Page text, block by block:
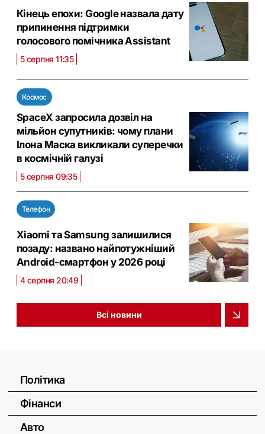
Кінець епохи: Google назвала дату
припинення підтримки
голосового помічника Assistant
5 серпня 11:35
Космос
SpaceX запросила дозвіл на
мільйон супутників: чому плани
Ілона Маска викликали суперечки
в космічній галузі
5 серпня 09:35
Телефон
Xiaomi та Samsung залишилися
позаду: названо найпотужніший
Android-смартфон у 2026 році
4 серпня 20:49
Всі новини
Політика
Фінанси
Авто